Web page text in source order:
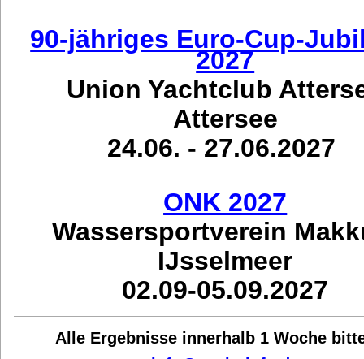
90-jähriges Euro-Cup-
2027
Union Yachtclub
Attersee
24.06. - 27.06.2027
ONK 2027
Wassersportverein
IJsselmeer
02.09-05.09.2027
Alle Ergebnisse innerhalb 1 Woche bit